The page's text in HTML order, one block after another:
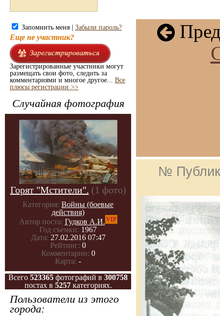
Запомнить меня | Забыли пароль?
Еще не участник?
Зарегистрированные участники могут
размещать свои фото, следить за
комментариями и многое другое... Все
плюсы регистрации >>
Случайная фотография
Горят "Мстители". (1 фото)
Категория: Войны (боевые
действия)
Автор поста: Гудков А.И. VIP
Год съемки: 1967
Дата: 27.02.2016 07:47
Рейтинг: 0
Комментарии: 0
Карта: -
Всего 523365 фотографий в 300758
постах в 5257категориях.
Пользователи из этого
города:
№